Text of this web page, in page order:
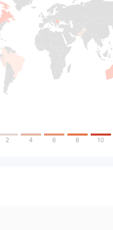
2 4 6 8 10